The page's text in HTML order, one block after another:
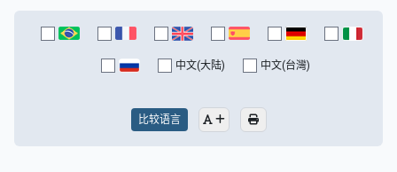
中文(大陆) 中文(台灣)
比较语言